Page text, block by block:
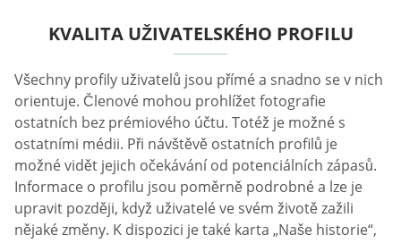
KVALITA UŽIVATELSKÉHO PROFILU
Všechny profily uživatelů jsou přímé a snadno se v nich
orientuje. Členové mohou prohlížet fotografie
ostatních bez prémiového účtu. Totéž je možné s
ostatními médii. Při návštěvě ostatních profilů je
možné vidět jejich očekávání od potenciálních zápasů.
Informace o profilu jsou poměrně podrobné a lze je
upravit později, když uživatelé ve svém životě zažili
nějaké změny. K dispozici je také karta „Naše historie“,